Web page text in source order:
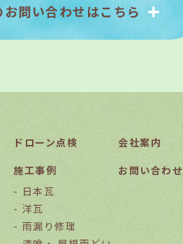
お問い合わせはこちら
ドローン点検
会社案内
施工事例
日本瓦
洋瓦
雨漏り修理
お問い合わせ